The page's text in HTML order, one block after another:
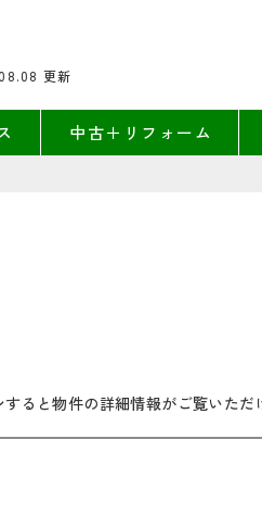
更新
中古＋リフォーム
ると物件の詳細情報がご覧いただ